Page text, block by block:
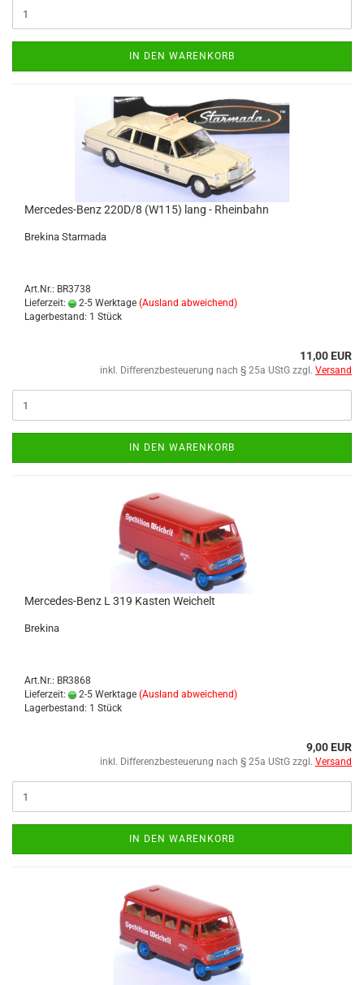
IN DEN WARENKORB
Mercedes-​​Benz 220D/8 (W115) lang - Rhein­bahn
Bre­ki­na Star­ma­da
Art.Nr.: BR3738
Lieferzeit:
2-5 Werktage (Ausland abweichend)
Lagerbestand: 1 Stück
11,00 EUR
inkl. Differenzbesteuerung nach § 25a UStG zzgl. Versand
IN DEN WARENKORB
Mercedes-​​Benz L 319 Kas­ten Wei­chelt
Bre­ki­na
Art.Nr.: BR3868
Lieferzeit:
2-5 Werktage (Ausland abweichend)
Lagerbestand: 1 Stück
9,00 EUR
inkl. Differenzbesteuerung nach § 25a UStG zzgl. Versand
IN DEN WARENKORB